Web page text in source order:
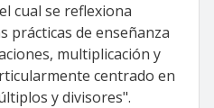
cual se reflexiona
prácticas de enseñanza
multiplicación y
centrado en
y divisores".